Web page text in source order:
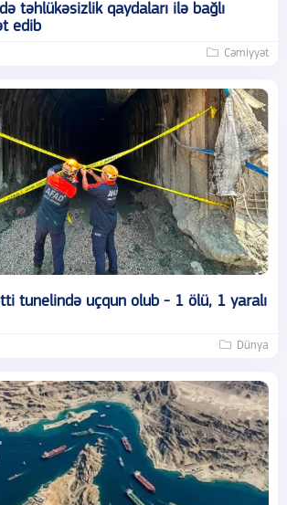
təhlükəsizlik qaydaları ilə bağlı
edib
Cəmiyyət
tunelində uçqun olub - 1 ölü, 1 yaralı
Dünya